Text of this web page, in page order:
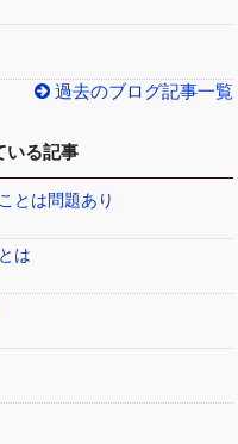
過去のブログ記事一覧
いる記事
とは問題あり
は